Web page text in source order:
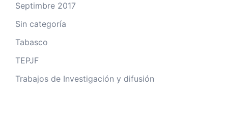
Septimbre 2017
Sin categoría
Tabasco
TEPJF
Trabajos de Investigación y difusión